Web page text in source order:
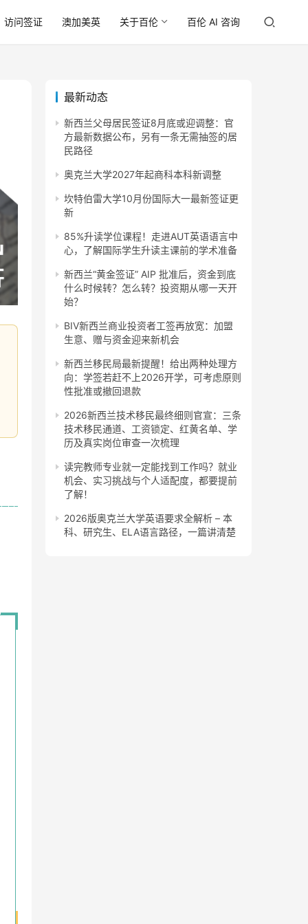
访问签证 澳加美英 关于百伦 百伦 AI 咨询
最新动态
新西兰父母居民签证8月底或迎调整：官
方最新数据公布，另有一条无需抽签的居
民路径
奥克兰大学2027年起商科本科新调整
坎特伯雷大学10月份国际大一最新签证更
新
85%升读学位课程！走进AUT英语语言中
心，了解国际学生升读主课前的学术准备
新西兰“黄金签证” AIP 批准后，资金到底
什么时候转？怎么转？投资期从哪一天开
始？
BIV新西兰商业投资者工签再放宽：加盟
生意、赠与资金迎来新机会
新西兰移民局最新提醒！给出两种处理方
向：学签若赶不上2026开学，可考虑原则
性批准或撤回退款
2026新西兰技术移民最终细则官宣：三条
技术移民通道、工资锁定、红黄名单、学
历及真实岗位审查一次梳理
读完教师专业就一定能找到工作吗？就业
机会、实习挑战与个人适配度，都要提前
了解！
2026版奥克兰大学英语要求全解析 – 本
科、研究生、ELA语言路径，一篇讲清楚